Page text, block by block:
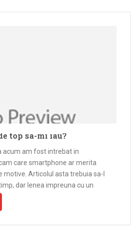
top sa-mi iau?
acum am fost intrebat in
care smartphone ar merita
motive. Articolul asta trebuia sa-l
dar lenea impreuna cu un
in viata mea la serviciu …